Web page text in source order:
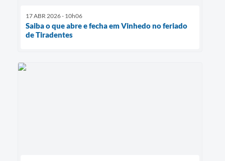
17 ABR 2026 - 10h06
Saiba o que abre e fecha em Vinhedo no feriado
de Tiradentes